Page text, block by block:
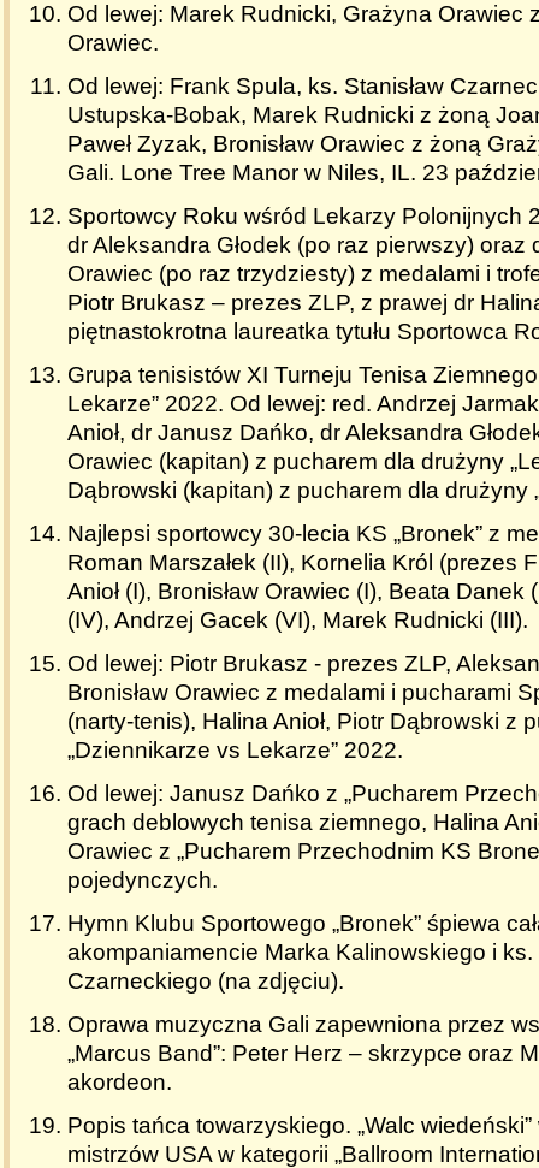
Od lewej: Marek Rudnicki, Grażyna Orawiec
Orawiec.
Od lewej: Frank Spula, ks. Stanisław
Ustupska-Bobak, Marek Rudnicki z żoną
Paweł Zyzak, Bronisław Orawiec z żoną
Gali. Lone Tree Manor w Niles, IL. 23
Sportowcy Roku wśród Lekarzy Polonijnych
dr Aleksandra Głodek (po raz pierwszy) oraz
Orawiec (po raz trzydziesty) z medalami i
Piotr Brukasz – prezes ZLP, z prawej dr
piętnastokrotna laureatka tytułu Sportowca
Grupa tenisistów XI Turneju Tenisa
Lekarze” 2022. Od lewej: red. Andrzej
Anioł, dr Janusz Dańko, dr Aleksandra
Orawiec (kapitan) z pucharem dla drużyny
Dąbrowski (kapitan) z pucharem dla drużyny
Najlepsi sportowcy 30-lecia KS „Bronek” z
Roman Marszałek (II), Kornelia Król (prezes
Anioł (I), Bronisław Orawiec (I), Beata Danek
(IV), Andrzej Gacek (VI), Marek Rudnicki (III).
Od lewej: Piotr Brukasz - prezes ZLP,
Bronisław Orawiec z medalami i pucharami
(narty-tenis), Halina Anioł, Piotr Dąbrowski z
„Dziennikarze vs Lekarze” 2022.
Od lewej: Janusz Dańko z „Pucharem
grach deblowych tenisa ziemnego, Halina
Orawiec z „Pucharem Przechodnim KS
pojedynczych.
Hymn Klubu Sportowego „Bronek” śpiewa
akompaniamencie Marka Kalinowskiego i ks.
Czarneckiego (na zdjęciu).
Oprawa muzyczna Gali zapewniona przez
„Marcus Band”: Peter Herz – skrzypce oraz
akordeon.
Popis tańca towarzyskiego. „Walc
mistrzów USA w kategorii „Ballroom